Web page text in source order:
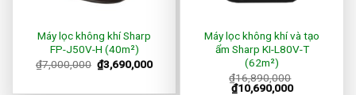
Máy lọc không khí Sharp
FP-J50V-H (40m²)
₫7,000,000 ₫3,690,000
Máy lọc không khí và tạo
ẩm Sharp KI-L80V-T
(62m²)
₫16,890,000
₫10,690,000